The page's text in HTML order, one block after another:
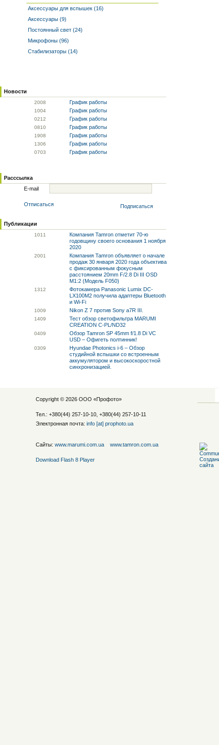
Аксессуары для вспышек (16)
Аксессуары (9)
Постоянный свет (24)
Микрофоны (96)
Стабилизаторы (14)
Новости
2008 График работы
1004 График работы
0212 График работы
0810 График работы
1908 График работы
1306 График работы
0703 График работы
Расссылка
E-mail
Отписаться Подписаться
Публикации
1011
Компания Tamron отметит 70-ю
годовщину своего основания 1 ноября
2020
2001
Компания Tamron объявляет о начале
продаж 30 января 2020 года объектива
с фиксированным фокусным
расстоянием 20mm F/2.8 Di III OSD
M1:2 (Модель F050)
1312
Фотокамера Panasonic Lumix DC-
LX100M2 получила адаптеры Bluetooth
и Wi-Fi
1009 Nikon Z 7 против Sony a7R III.
1409
Тест обзор светофильтра MARUMI
CREATION C-PL/ND32
0409
Обзор Tamron SP 45mm f/1.8 Di VC
USD – Офигеть полтинник!
0309
Hyundae Photonics i-6 – Обзор
студийной вспышки со встроенным
аккумулятором и высокоскоростной
синхронизацией.
Copyright © 2026 ООО «Профото»
Тел.: +380(44) 257-10-10, +380(44) 257-10-11
Электронная почта: info [at] prophoto.ua
Сайты: www.marumi.com.ua www.tamron.com.ua
Download Flash 8 Player